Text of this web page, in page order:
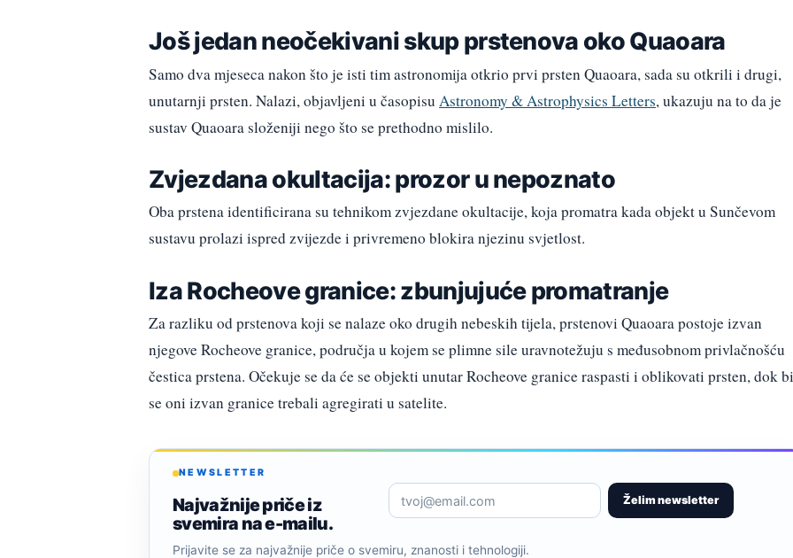
Još jedan neočekivani skup prstenova oko Quaoara
Samo dva mjeseca nakon što je isti tim astronomija otkrio prvi prsten Quaoara, sada su otkrili i drugi,
unutarnji prsten. Nalazi, objavljeni u časopisu Astronomy & Astrophysics Letters, ukazuju na to da je
sustav Quaoara složeniji nego što se prethodno mislilo.
Zvjezdana okultacija: prozor u nepoznato
Oba prstena identificirana su tehnikom zvjezdane okultacije, koja promatra kada objekt u Sunčevom
sustavu prolazi ispred zvijezde i privremeno blokira njezinu svjetlost.
Iza Rocheove granice: zbunjujuće promatranje
Za razliku od prstenova koji se nalaze oko drugih nebeskih tijela, prstenovi Quaoara postoje izvan
njegove Rocheove granice, područja u kojem se plimne sile uravnotežuju s međusobnom privlačnošću
čestica prstena. Očekuje se da će se objekti unutar Rocheove granice raspasti i oblikovati prsten, dok bi
se oni izvan granice trebali agregirati u satelite.
NEWSLETTER
Najvažnije priče iz
svemira na e-mailu.
Želim newsletter
Prijavite se za najvažnije priče o svemiru, znanosti i tehnologiji.